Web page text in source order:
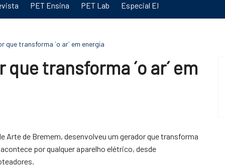
PET Ensina PET Lab Especial EI
transforma ´o ar´ em energia
transforma ´o ar´ em
Arte de Bremem, desenvolveu um gerador que transforma
por qualquer aparelho elétrico, desde